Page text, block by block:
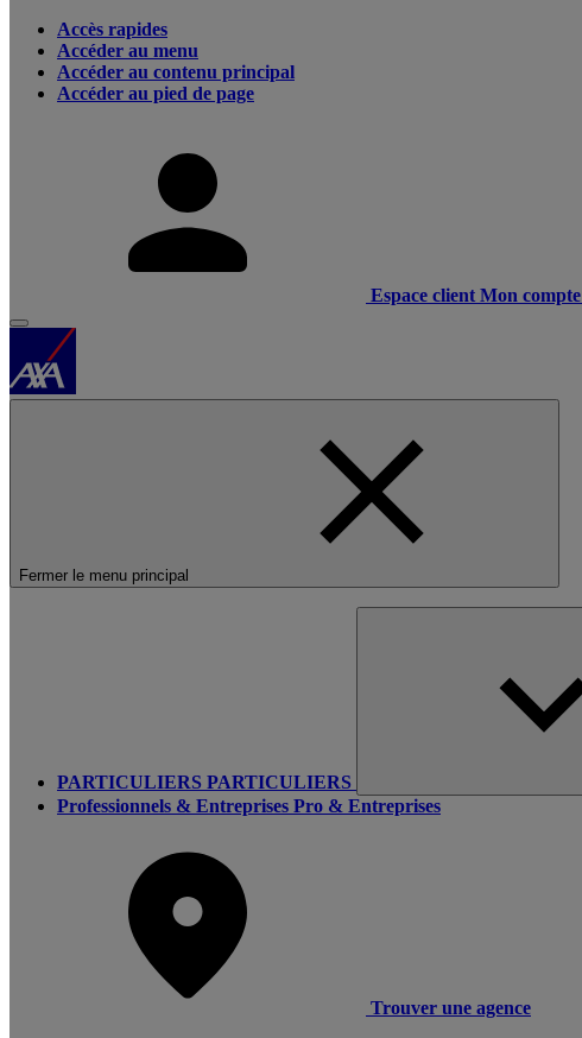
Accès rapides
Accéder au menu
Accéder au contenu principal
Accéder au pied de page
Espace client Mon compte
Fermer le menu principal
PARTICULIERS PARTICULIERS
Professionnels & Entreprises Pro & Entreprises
Trouver une agence